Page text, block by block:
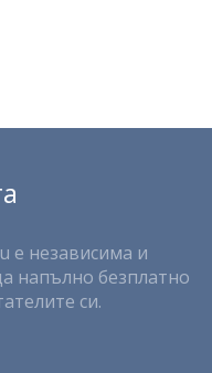
е независима и
напълно безплатно
си.